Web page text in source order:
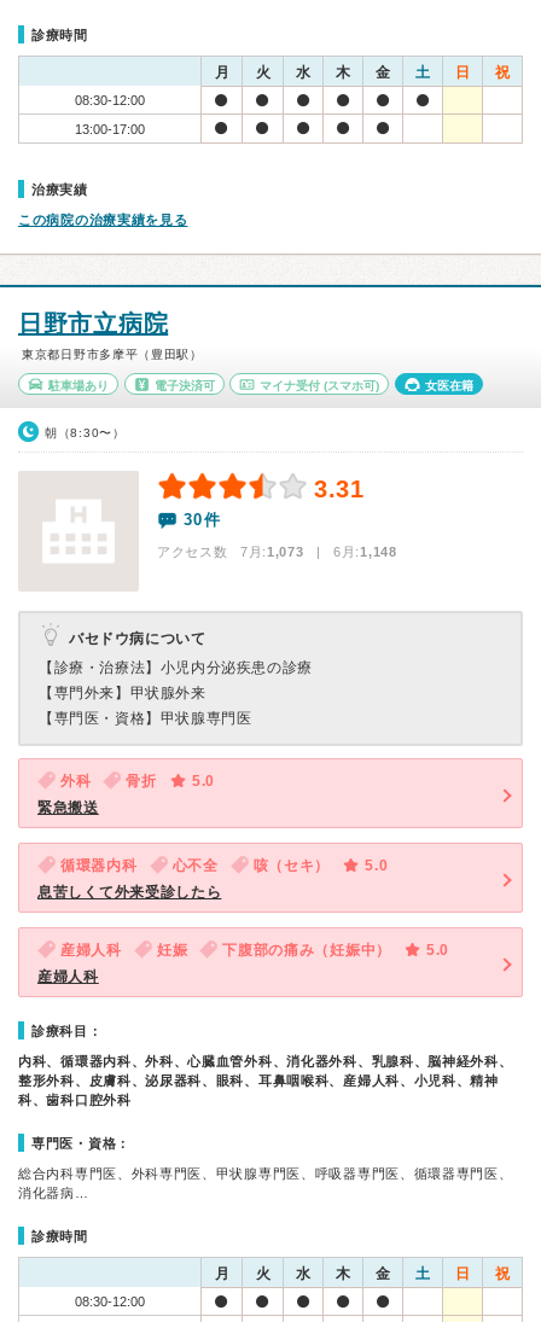
診療時間
月 火 水 木 金 土 日 祝
08:30-12:00
13:00-17:00
治療実績
この病院の治療実績を見る
日野市立病院
東京都日野市多摩平（豊田駅）
駐車場あり 電子決済可 マイナ受付 (スマホ可) 女医在籍
朝（8:30〜）
3.31
30件
アクセス数 7月:1,073 | 6月:1,148
バセドウ病について
【診療・治療法】 小児内分泌疾患の診療
【専門外来】 甲状腺外来
【専門医・資格】 甲状腺専門医
外科 骨折
5.0
緊急搬送
循環器内科 心不全 咳（セキ）
5.0
息苦しくて外来受診したら
産婦人科 妊娠 下腹部の痛み（妊娠中）
5.0
産婦人科
診療科目：
内科、循環器内科、外科、心臓血管外科、消化器外科、乳腺科、脳神経外科、
整形外科、皮膚科、泌尿器科、眼科、耳鼻咽喉科、産婦人科、小児科、精神
科、歯科口腔外科
専門医・資格：
総合内科専門医、外科専門医、甲状腺専門医、呼吸器専門医、循環器専門医、
消化器病…
診療時間
月 火 水 木 金 土 日 祝
08:30-12:00